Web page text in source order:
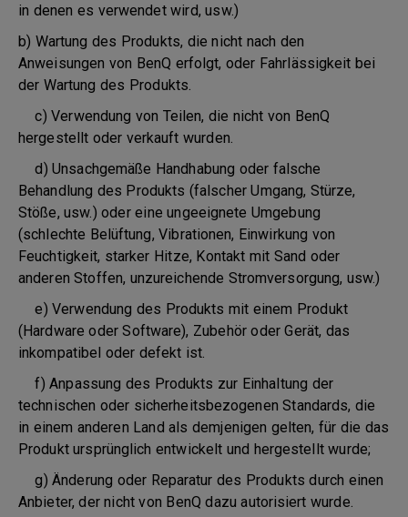
in denen es verwendet wird, usw.)
b) Wartung des Produkts, die nicht nach den
Anweisungen von BenQ erfolgt, oder Fahrlässigkeit bei
der Wartung des Produkts.
c) Verwendung von Teilen, die nicht von BenQ
hergestellt oder verkauft wurden.
d) Unsachgemäße Handhabung oder falsche
Behandlung des Produkts (falscher Umgang, Stürze,
Stöße, usw.) oder eine ungeeignete Umgebung
(schlechte Belüftung, Vibrationen, Einwirkung von
Feuchtigkeit, starker Hitze, Kontakt mit Sand oder
anderen Stoffen, unzureichende Stromversorgung, usw.)
e) Verwendung des Produkts mit einem Produkt
(Hardware oder Software), Zubehör oder Gerät, das
inkompatibel oder defekt ist.
f) Anpassung des Produkts zur Einhaltung der
technischen oder sicherheitsbezogenen Standards, die
in einem anderen Land als demjenigen gelten, für die das
Produkt ursprünglich entwickelt und hergestellt wurde;
g) Änderung oder Reparatur des Produkts durch einen
Anbieter, der nicht von BenQ dazu autorisiert wurde.